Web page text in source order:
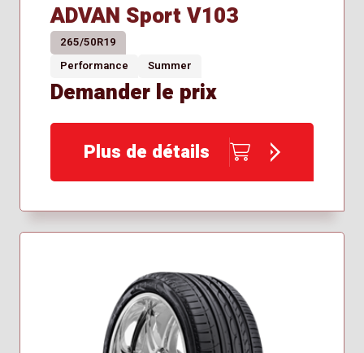
ADVAN Sport V103
265/50R19
Performance
Summer
Demander le prix
Plus de détails